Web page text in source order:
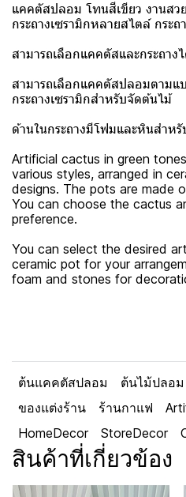
แคคตัสปลอม โทนสีเขียว งานสว
กระถางเซรามิกหลายสไตล์ กระถ
สามารถเลือกแคคตัสและกระถาง
สามารถเลือกแคคตัสปลอมตามแ
กระถางเซรามิกสำหรับจัดต้นไม้
ด้านในกระถางมีโฟมและหินสำห
Artificial cactus in green
various styles, arranged in
designs. The pots are made
You can choose the cactus
preference.
You can select the desired
ceramic pot for your
foam and stones for
ต้นแคคตัสปลอม ต้นไม้ปลอม
ของแต่งร้าน
ร้านกาแฟ
HomeDecor
StoreDecor
สินค้าที่เกี่ยวข้อง